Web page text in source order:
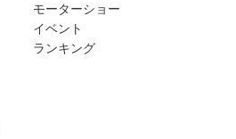
モーターショー
イベント
ランキング